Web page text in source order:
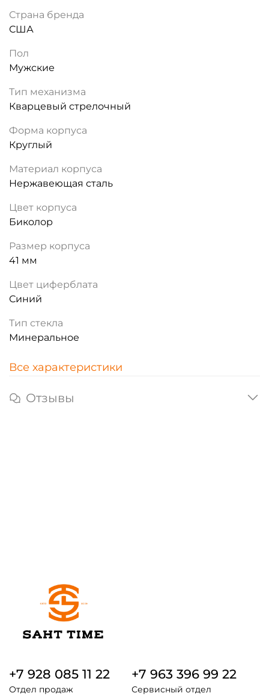
Страна бренда
США
Пол
Мужские
Тип механизма
Кварцевый стрелочный
Форма корпуса
Круглый
Материал корпуса
Нержавеющая сталь
Цвет корпуса
Биколор
Размер корпуса
41 мм
Цвет циферблата
Синий
Тип стекла
Минеральное
Все характеристики
Отзывы
+7 928 085 11 22
Отдел продаж
+7 963 396 99 22
Сервисный отдел